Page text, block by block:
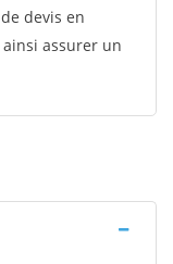
devis en
assurer un